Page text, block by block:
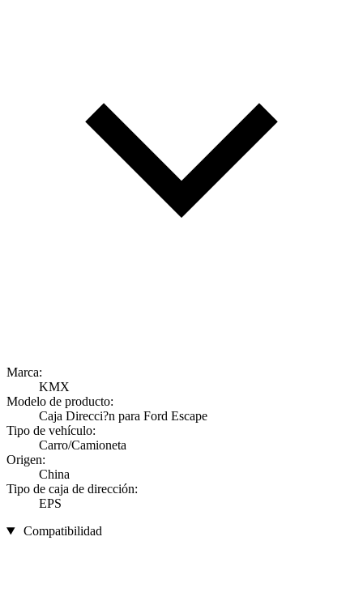
Marca:
KMX
Modelo de producto:
Caja Direcci?n para Ford Escape
Tipo de vehículo:
Carro/Camioneta
Origen:
China
Tipo de caja de dirección:
EPS
Compatibilidad